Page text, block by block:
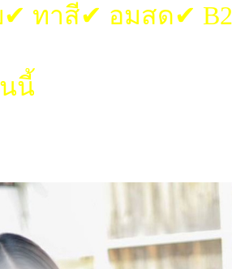
✔ ทาสี✔ อมสด✔
นี้